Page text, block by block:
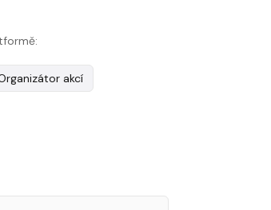
akcí